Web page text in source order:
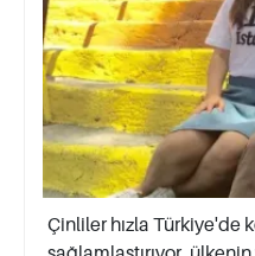
Çinliler hızla Türkiye'de